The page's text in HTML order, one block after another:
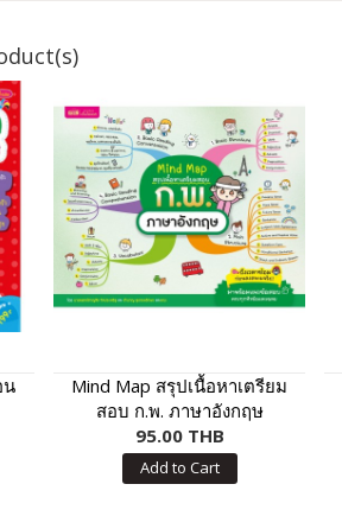
น
Mind Map สรุปเนื้อหาเตรียม
สอบ ก.พ. ภาษาอังกฤษ
95.00 THB
Add to Cart